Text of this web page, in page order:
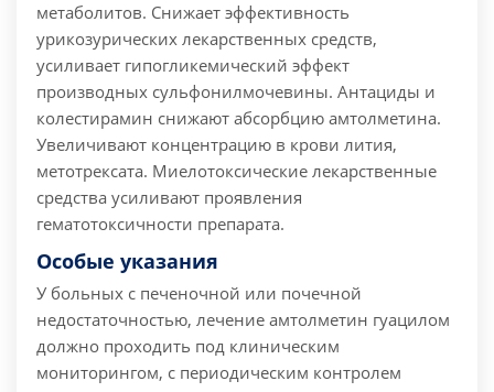
метаболитов. Снижает эффективность
урикозурических лекарственных средств,
усиливает гипогликемический эффект
производных сульфонилмочевины. Антациды и
колестирамин снижают абсорбцию амтолметина.
Увеличивают концентрацию в крови лития,
метотрексата. Миелотоксические лекарственные
средства усиливают проявления
гематотоксичности препарата.
Особые указания
У больных с печеночной или почечной
недостаточностью, лечение амтолметин гуацилом
должно проходить под клиническим
мониторингом, с периодическим контролем